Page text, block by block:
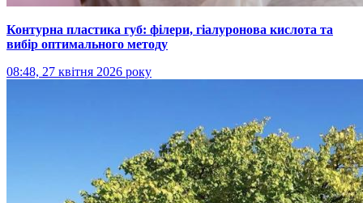
Контурна пластика губ: філери, гіалуронова кислота та
вибір оптимального методу
08:48, 27 квітня 2026 року